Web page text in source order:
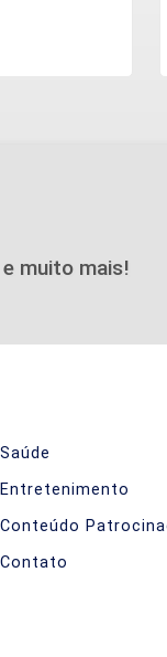
máxima,
cargo,
ao tempo
muito mais!
Saúde
Entretenimento
Conteúdo
Contato